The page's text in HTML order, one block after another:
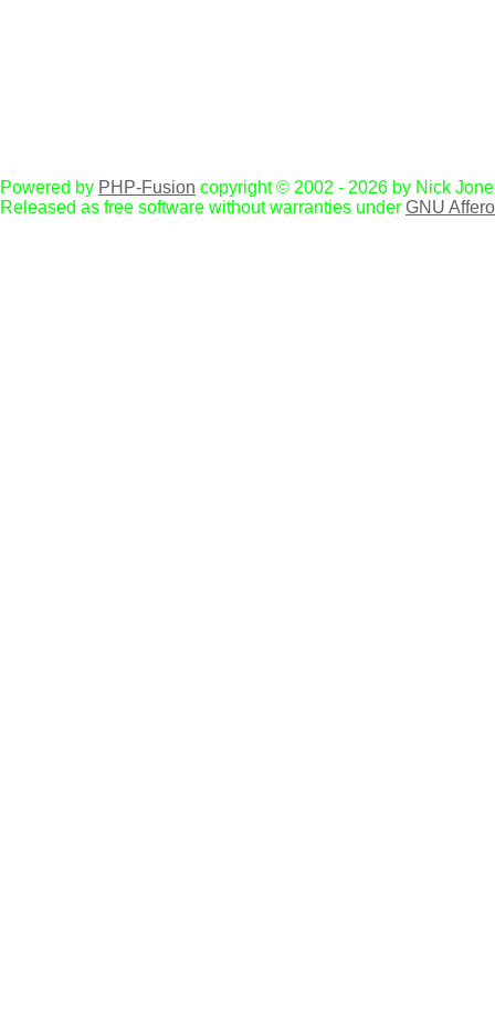
Powered by PHP-Fusion copyright © 2002 - 2026 by Nick
Released as free software without warranties under GNU